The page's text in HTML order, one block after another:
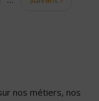
nos métiers, nos